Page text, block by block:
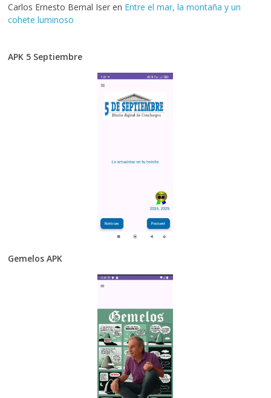
Carlos Ernesto Bernal Iser en Entre el mar, la montaña y un
cohete luminoso
APK 5 Septiembre
Gemelos APK